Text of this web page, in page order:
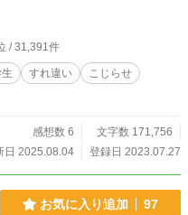
/ 31,391件
すれ違い
こじらせ
感想数 6
文字数 171,756
日 2025.08.04
登録日 2023.07.27
お気に入り追加 97